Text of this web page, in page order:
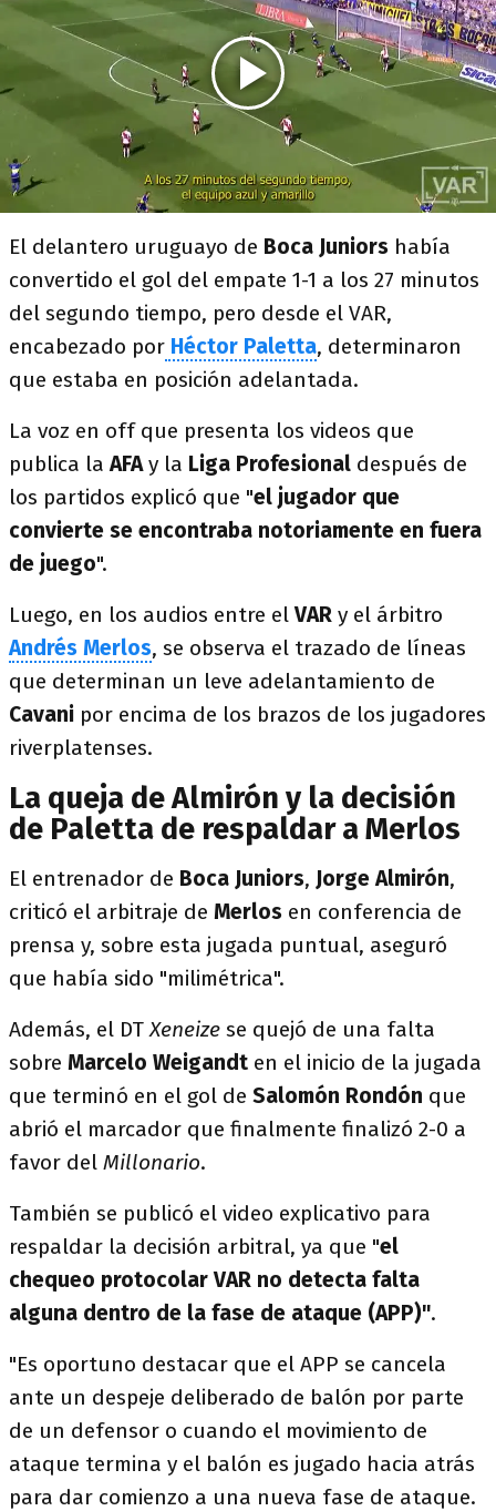
El delantero uruguayo de Boca Juniors había
convertido el gol del empate 1-1 a los 27 minutos
del segundo tiempo, pero desde el VAR,
encabezado por Héctor Paletta, determinaron
que estaba en posición adelantada.
La voz en off que presenta los videos que
publica laAFAy la Liga Profesional después de
los partidos explicó que "el jugador que
convierte se encontraba notoriamente en fuera
de juego".
Luego, en los audios entre elVAR y el árbitro
Andrés Merlos, se observa el trazado de líneas
que determinan un leve adelantamiento de
Cavani por encima de los brazos de los jugadores
riverplatenses.
La queja de Almirón y la decisión
de Paletta de respaldar a Merlos
El entrenador de Boca Juniors, Jorge Almirón,
criticó el arbitraje de Merlos en conferencia de
prensa y, sobre esta jugada puntual, aseguró
que había sido "milimétrica".
Además, el DTXeneize se quejó de una falta
sobre Marcelo Weigandt en el inicio de la jugada
que terminó en el gol de Salomón Rondón que
abrió el marcador que finalmente finalizó 2-0 a
favor del Millonario.
También se publicó el video explicativo para
respaldar la decisión arbitral, ya que "el
chequeo protocolar VAR no detecta falta
alguna dentro de la fase de ataque (APP)".
"Es oportuno destacar que el APP se cancela
ante un despeje deliberado de balón por parte
de un defensor o cuando el movimiento de
ataque termina y el balón es jugado hacia atrás
para dar comienzo a una nueva fase de ataque.